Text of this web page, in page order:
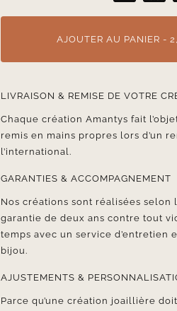
AJOUTER AU PANIER -
LIVRAISON & REMISE DE VOTRE
Chaque création Amantys fait
remis en mains propres lors d’un
l’international.
GARANTIES & ACCOMPAGNEMENT
Nos créations sont réalisées selon
garantie de deux ans contre tout
temps avec un service
bijou.
AJUSTEMENTS &
Parce qu’une création joaillière